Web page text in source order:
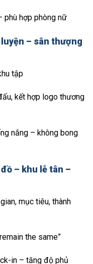
phù hợp phòng nữ
– sân thượng
tập
kết hợp logo thương
nắng – không bong
– khu lễ tân –
mục tiêu, thành
the same”
in – tăng độ phủ